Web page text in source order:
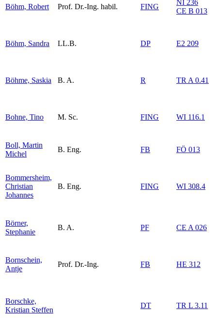
Böhm, Robert Prof. Dr.-Ing. habil. FING
NI 236
CE B 013
Böhm, Sandra LL.B. DP E2 209
Böhme, Saskia B. A. R TR A 0.41
Bohne, Tino M. Sc. FING WI 116.1
Boll, Martin
Michel
B. Eng. FB FÖ 013
Bommersheim,
Christian
Johannes
B. Eng. FING WI 308.4
Börner,
Stephanie
B. A. PF CE A 026
Bornschein,
Antje
Prof. Dr.-Ing. FB HE 312
Borschke,
Kristian Steffen
DT TR L 3.11